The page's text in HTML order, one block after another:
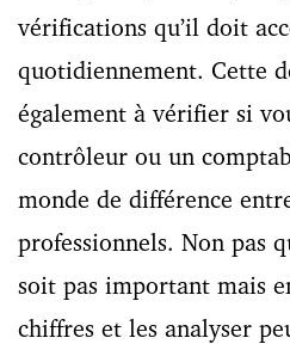
vérifications qu’il doit
quotidiennement. Cette
également à vérifier si
contrôleur ou un
monde de différence
professionnels. Non pas
soit pas important mais
chiffres et les analyser